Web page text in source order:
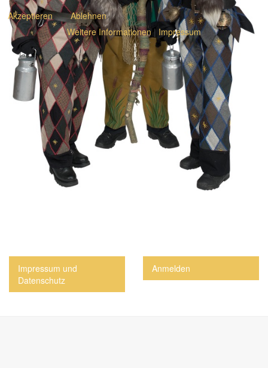
Impressum und
Datenschutz
Anmelden
Akzeptieren
Ablehnen
Weitere Informationen | Impressum